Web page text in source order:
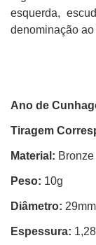
esquerda,
denominação ao
Ano de
Tiragem
Material: Bronze
Peso: 10g
Diâmetro: 29mm
Espessura: